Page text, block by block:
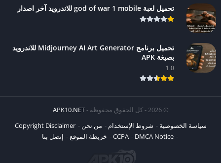
تحميل لعبة god of war 1 mobile للاندرويد آخر اصدار
تحميل برنامج Midjourney AI Art Generator للاندرويد
بصيغة APK
1.0
© 2026 - كل الحقوق محفوظة -
APK10.NET
سياسة الخصوصية
شروط الإستخدام من نحن
Copyright Disclaimer
DMCA Notice
CCPA خريطة الموقع إتصل بنا